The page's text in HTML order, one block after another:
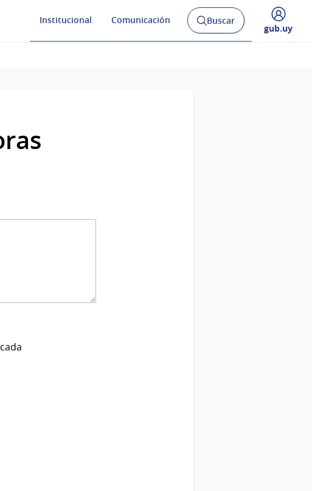
Institucional Comunicación
Abrir
buscador
Buscar
Desplegar
gub.uy